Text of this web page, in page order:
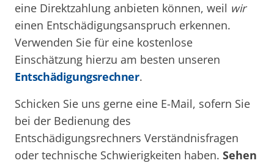
eine Direktzahlung anbieten können, weil wir
einen Entschädigungsanspruch erkennen.
Verwenden Sie für eine kostenlose
Einschätzung hierzu am besten unseren
Entschädigungsrechner.
Schicken Sie uns gerne eine E-Mail, sofern Sie
bei der Bedienung des
Entschädigungsrechners Verständnisfragen
oder technische Schwierigkeiten haben. Sehen